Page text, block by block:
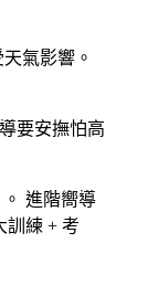
氣影響。
要安撫怕高
進階嚮導
訓練 + 考